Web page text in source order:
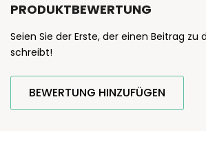
PRODUKTBEWERTUNG
Seien Sie der Erste, der einen Beitrag zu
schreibt!
BEWERTUNG HINZUFÜGEN